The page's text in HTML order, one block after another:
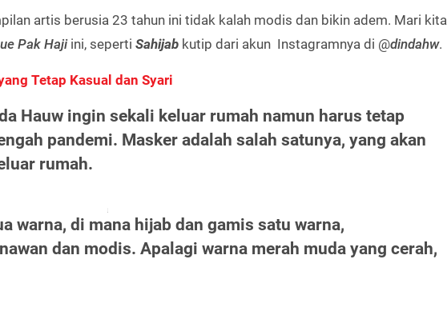
artis berusia 23 tahun ini tidak kalah modis dan bikin adem. Mari kita
Pak Hajiini, seperti Sahijab kutip dari akun Instagramnya di @dindahw.
Tetap Kasual dan Syari
Hauw ingin sekali keluar rumah namun harus tetap
pandemi. Masker adalah salah satunya, yang akan
rumah.
warna, di mana hijab dan gamis satu warna,
dan modis. Apalagi warna merah muda yang cerah,